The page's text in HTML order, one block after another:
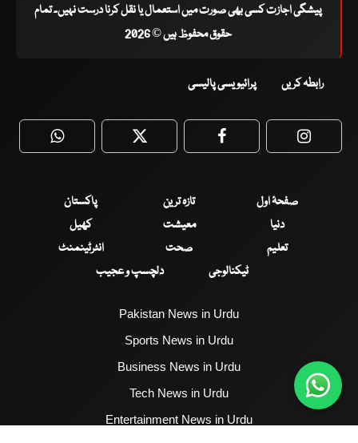
پیشگی اجازت کسی بھی صورت میں استعمال یا نقل کرنا درست نہیں۔ تمام
حقوق محفوظ ہیں © 2026
رابطہ کریں پرائیویسی پالیسی
WhatsApp Twitter Facebook
صفحۂ اول تازہ ترین
پاکستان
دنیا
معیشت
کھیل
تعلیم
صحت
انٹرٹینمنٹ
ٹیکنالوجی
دلچسپ و عجیب
Pakistan News in Urdu
Sports News in Urdu
Business News in Urdu
Tech News in Urdu
Entertainment News in Urdu